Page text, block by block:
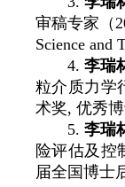
审稿专家（
Science and
4.李瑞
粒介质力学
术奖, 优秀
5.李瑞
险评估及控
届全国博士